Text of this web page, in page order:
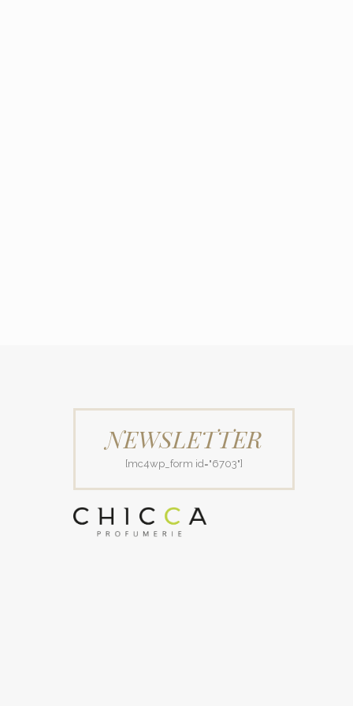
NEWSLETTER
[mc4wp_form id="6703"]